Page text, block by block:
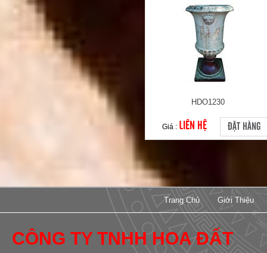
HDO1230
Giá : LIÊN HỆ ĐẶT HÀNG
Trang Chủ Giới Thiệu
CÔNG TY TNHH HOA ĐẤT